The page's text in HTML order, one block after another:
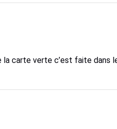
la carte verte c’est faite dans